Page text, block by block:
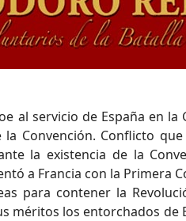
al servicio de España en
Convención. Conflicto
la existencia de la
a Francia con la Primera
para contener la
méritos los entorchados de